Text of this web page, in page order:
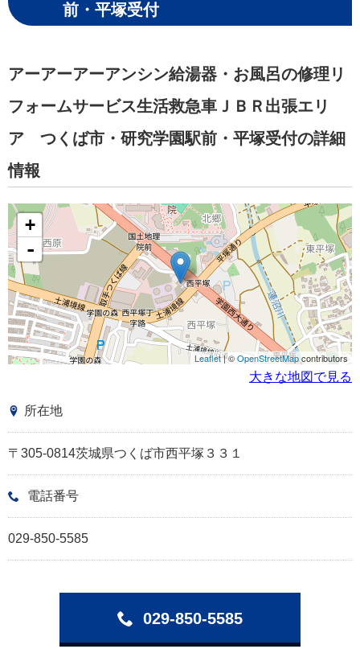
前・平塚受付
アーアーアーアンシン給湯器・お風呂の修理リ
フォームサービス生活救急車ＪＢＲ出張エリ
ア つくば市・研究学園駅前・平塚受付の詳細
情報
+
-
Leaflet| ©OpenStreetMapcontributors
大きな地図で見る
所在地
〒305-0814茨城県つくば市西平塚３３１
電話番号
029-850-5585
029-850-5585